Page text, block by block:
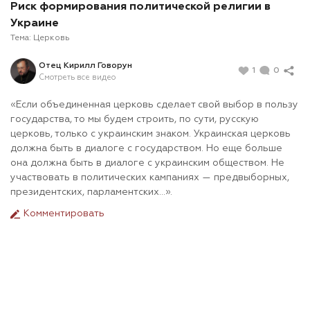
Риск формирования политической религии в
Украине
Тема: Церковь
Отец Кирилл Говорун
Смотреть все видео
1 0
«Если объединенная церковь сделает свой выбор в пользу
государства, то мы будем строить, по сути, русскую
церковь, только с украинским знаком. Украинская церковь
должна быть в диалоге с государством. Но еще больше
она должна быть в диалоге с украинским обществом. Не
участвовать в политических кампаниях — предвыборных,
президентских, парламентских…».
Комментировать